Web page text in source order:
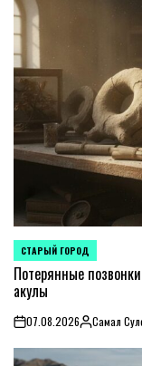
POSTED
IN
СТАРЫЙ ГОРОД
Потерянные
акулы
on07.08.2026Posted
Самал